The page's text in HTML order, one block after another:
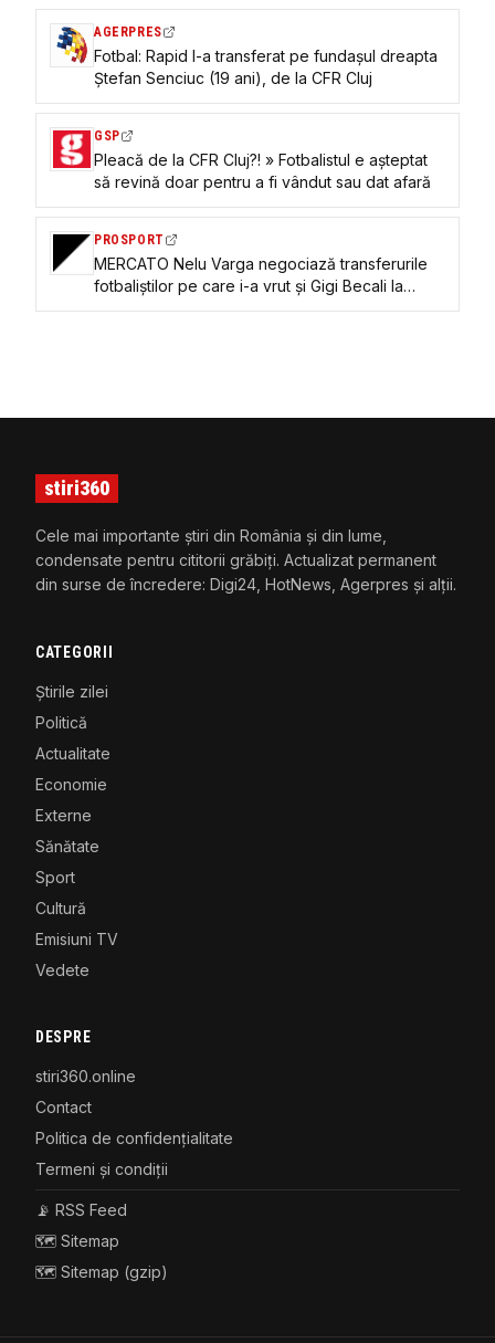
AGERPRES
Fotbal: Rapid l-a transferat pe fundașul dreapta
Ștefan Senciuc (19 ani), de la CFR Cluj
GSP
Pleacă de la CFR Cluj?! » Fotbalistul e așteptat
să revină doar pentru a fi vândut sau dat afară
PROSPORT
MERCATO Nelu Varga negociază transferurile
fotbaliștilor pe care i-a vrut și Gigi Becali la
FCSB! Îi ia la „pachet” pe românii Vermeșan și
stiri360
Cele mai importante știri din România și din lume,
condensate pentru cititorii grăbiți. Actualizat permanent
din surse de încredere: Digi24, HotNews, Agerpres și alții.
CATEGORII
Știrile zilei
Politică
Actualitate
Economie
Externe
Sănătate
Sport
Cultură
Emisiuni TV
Vedete
DESPRE
stiri360.online
Contact
Politica de confidențialitate
Termeni și condiții
📡 RSS Feed
🗺️ Sitemap
🗺️ Sitemap (gzip)